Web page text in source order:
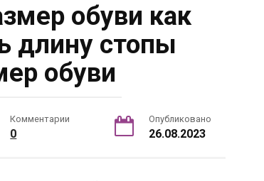
обуви как
длину стопы
обуви
Комментарии
0
Опубликовано
26.08.2023